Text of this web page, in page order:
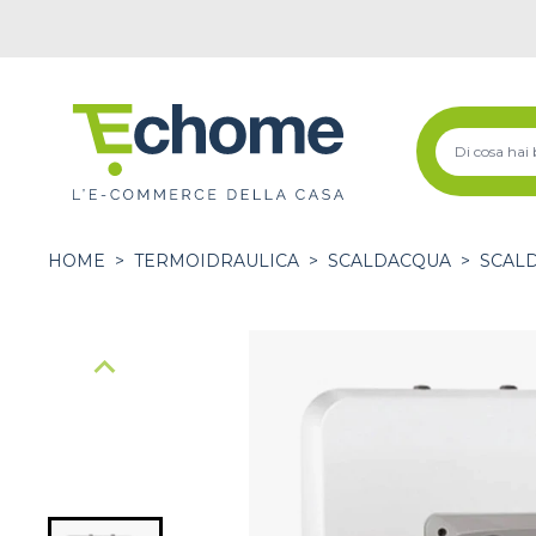
HOME > TERMOIDRAULICA > SCALDACQUA >